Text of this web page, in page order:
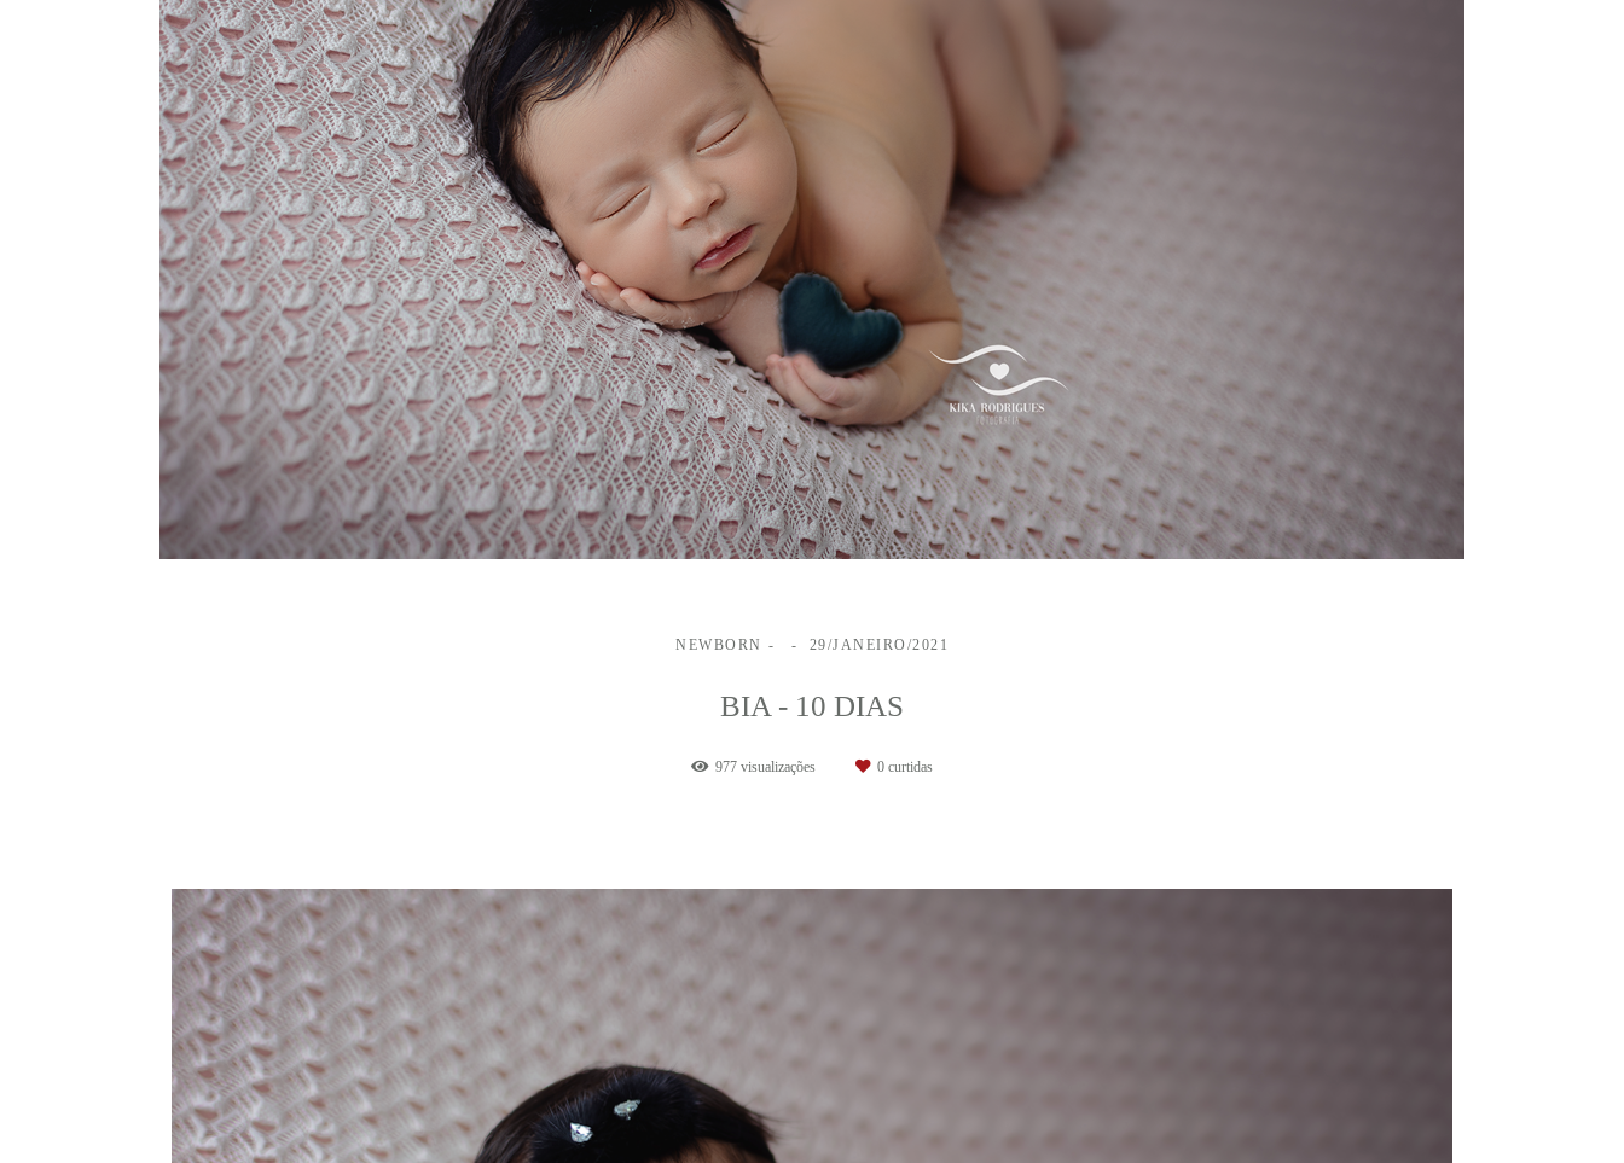
NEWBORN 29/JANEIRO/2021
BIA - 10 DIAS
977 visualizações 0 curtidas